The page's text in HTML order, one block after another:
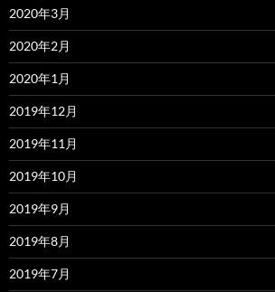
2020年3月
2020年2月
2020年1月
2019年12月
2019年11月
2019年10月
2019年9月
2019年8月
2019年7月